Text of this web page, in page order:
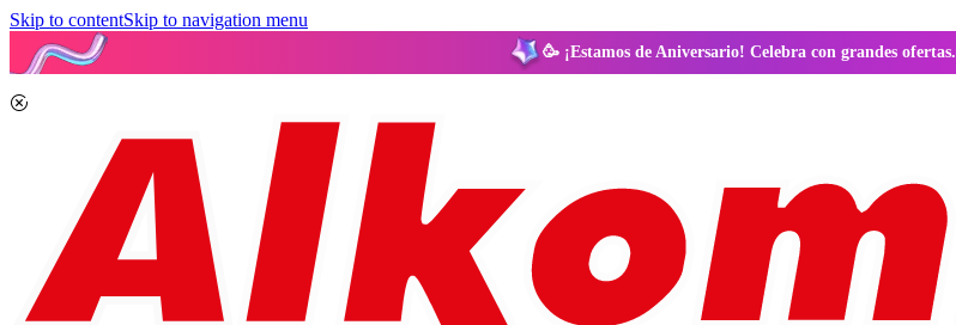
Skip to contentSkip to navigation menu
🥳 ¡Estamos de Aniversario! Celebra con grandes ofertas.